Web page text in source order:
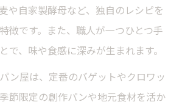
や自家製酵母など、独自のレシピを
徴です。また、職人が一つひとつ手
で、味や食感に深みが生まれます。
ン屋は、定番のバゲットやクロワッ
節限定の創作パンや地元食材を活か